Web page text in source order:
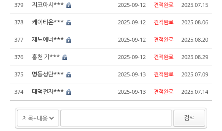
379 지코아시*** 2025-09-12 견적완료 2025.07.15
378 케이티온*** 2025-09-12 견적완료 2025.08.06
377 제노에너*** 2025-09-12 견적완료 2025.08.20
376 홍천 기*** 2025-09-12 견적완료 2025.08.29
375 명동성단*** 2025-09-13 견적완료 2025.07.09
374 대덕전자*** 2025-09-13 견적완료 2025.07.14
검색